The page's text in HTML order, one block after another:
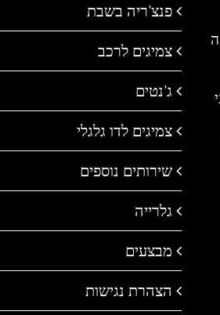
פנצ'ריה בשבת
צמיגים לרכב
ג'נטים
צמיגים לדו גלגלי
שירותים נוספים
גלרייה
מבצעים
הצהרת נגישות